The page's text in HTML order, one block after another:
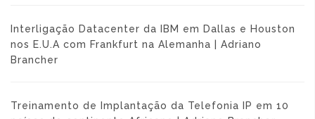
Interligação Datacenter da IBM em Dallas e Houston
nos E.U.A com Frankfurt na Alemanha | Adriano
Brancher
Treinamento de Implantação da Telefonia IP em 10